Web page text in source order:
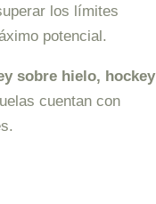
los límites
potencial.
sobre hielo, hockey
cuentan con